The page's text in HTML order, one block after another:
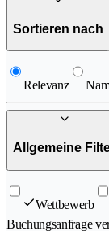
Sortieren nach
Relevanz
Allgemeine
Wettbewerb
Buchungsanfrage